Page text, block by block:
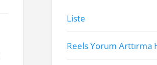
Liste
Reels Yorum Arttırma